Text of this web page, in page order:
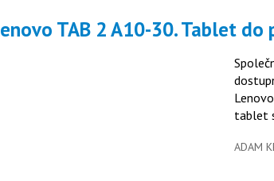
Lenovo TAB 2 A10-30. Tablet
tablet
ADAM